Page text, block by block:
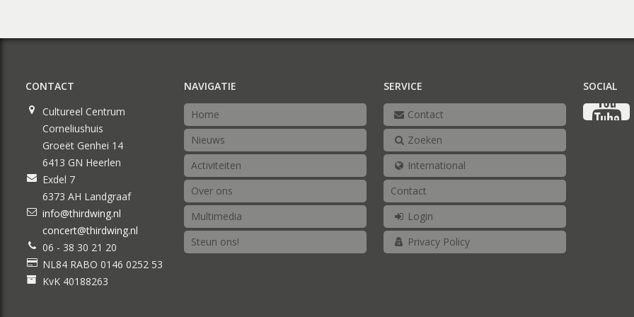
CONTACT
Cultureel Centrum
Corneliushuis
Groeët Genhei 14
6413 GN Heerlen
Exdel 7
6373 AH Landgraaf
info@thirdwing.nl
concert@thirdwing.nl
06 - 38 30 21 20
NL84 RABO 0146 0252 53
KvK 40188263
NAVIGATIE
Home
Nieuws
Activiteiten
Over ons
Multimedia
Steun ons!
SERVICE
Contact
Zoeken
International
Contact
Login
Privacy Policy
SOCIAL